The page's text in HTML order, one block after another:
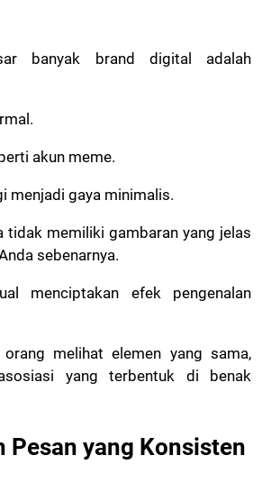
banyak brand digital adalah
akun meme.
menjadi gaya minimalis.
tidak memiliki gambaran yang jelas
sebenarnya.
menciptakan efek pengenalan
melihat elemen yang sama,
yang terbentuk di benak
Pesan yang Konsisten